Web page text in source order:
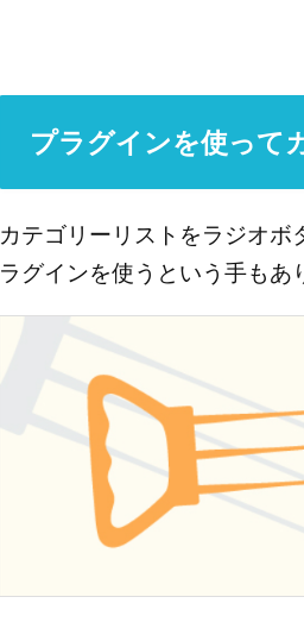
プラグインを使って
カテゴリーリストをラジオ
ラグインを使うという手もあ